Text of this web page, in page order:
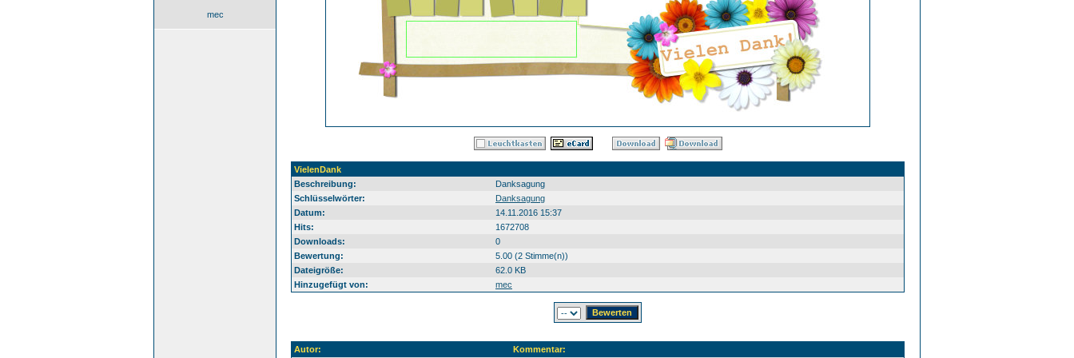
mec
VielenDank
Beschreibung:
Danksagung
Schlüsselwörter:
Danksagung
Datum:
14.11.2016 15:37
Hits:
1672708
Downloads:
0
Bewertung:
5.00 (2 Stimme(n))
Dateigröße:
62.0 KB
Hinzugefügt von:
mec
Autor: Kommentar: